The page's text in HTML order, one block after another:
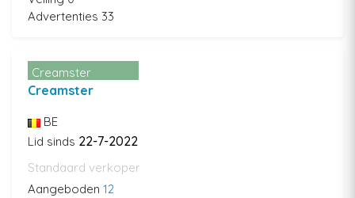
Advertenties 33
Creamster
Creamster
BE
Lid sinds 22-7-2022
Standaard verkoper
Aangeboden 12